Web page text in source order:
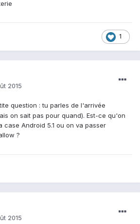
1
2015
question : tu parles de l'arrivée
on sait pas pour quand). Est-ce qu'on
case Android 5.1 ou on va passer
?
2015